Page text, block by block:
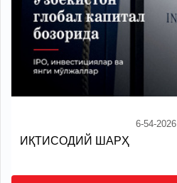
6-54-2026
ИҚТИСОДИЙ ШАРҲ